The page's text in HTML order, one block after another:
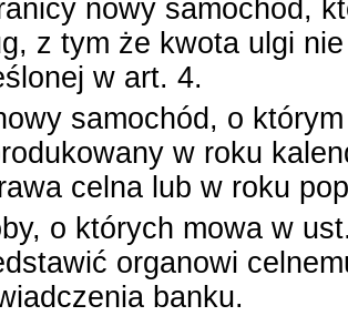
nowy samochód,
z tym że kwota ulgi
w art. 4.
samochód, o
w roku
celna lub w roku
o których mowa w
organowi
banku.